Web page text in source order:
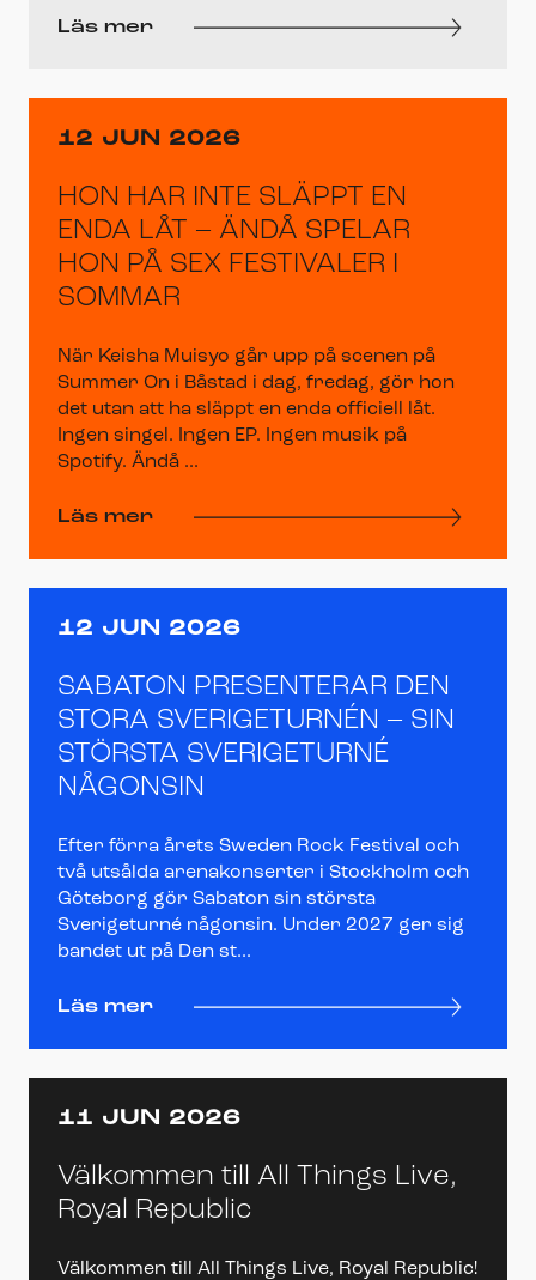
Läs mer
12 JUN 2026
HON HAR INTE SLÄPPT EN
ENDA LÅT – ÄNDÅ SPELAR
HON PÅ SEX FESTIVALER I
SOMMAR
När Keisha Muisyo går upp på scenen på
Summer On i Båstad i dag, fredag, gör hon
det utan att ha släppt en enda officiell låt.
Ingen singel. Ingen EP. Ingen musik på
Spotify. Ändå ...
Läs mer
12 JUN 2026
SABATON PRESENTERAR DEN
STORA SVERIGETURNÉN – SIN
STÖRSTA SVERIGETURNÉ
NÅGONSIN
Efter förra årets Sweden Rock Festival och
två utsålda arenakonserter i Stockholm och
Göteborg gör Sabaton sin största
Sverigeturné någonsin. Under 2027 ger sig
bandet ut på Den st...
Läs mer
11 JUN 2026
Välkommen till All Things Live,
Royal Republic
Välkommen till All Things Live, Royal Republic!